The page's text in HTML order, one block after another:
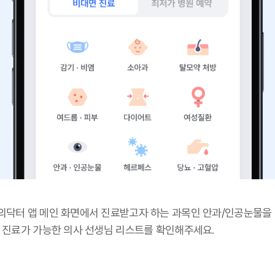
닥터 앱 메인 화면에서 진료받고자 하는 과목인 안과/인공눈물을
료가 가능한 의사 선생님 리스트를 확인해주세요.